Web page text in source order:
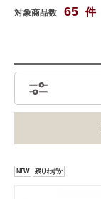
対象商品数 65 件
NEW 残りわずか